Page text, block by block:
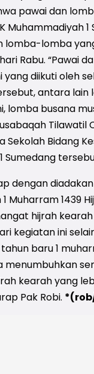
pawai dan
Muhammadiyah
lomba-lomba
Rabu. “Pawai
diikuti oleh
antara lain
lomba busana
Tilawatil
Sekolah Bidang
Sumedang
dengan
Muharram 1439
hijrah
kegiatan ini
baru 1
menumbuhkan
kearah yang
Pak Robi.